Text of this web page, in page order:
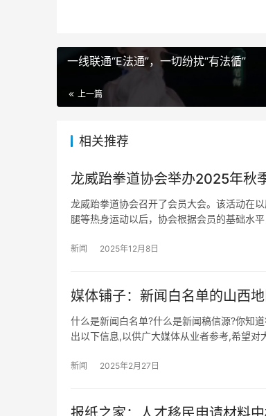
一线联通“E法通”，一切纷扰“有法循”
上一篇
相关推荐
龙威跆拳道协会举办2025年秋
龙威跆拳道协会召开了会员大会。该活动在
腿等热身运动以后，协会根据会员的基础水
新闻 2025年12月8日
媒体铺子：新闻白名单的山西
什么是新闻白名单?什么是新闻稿信源?你知
出以下信息,以供广大媒体从业者参考,希望
新闻 2025年2月27日